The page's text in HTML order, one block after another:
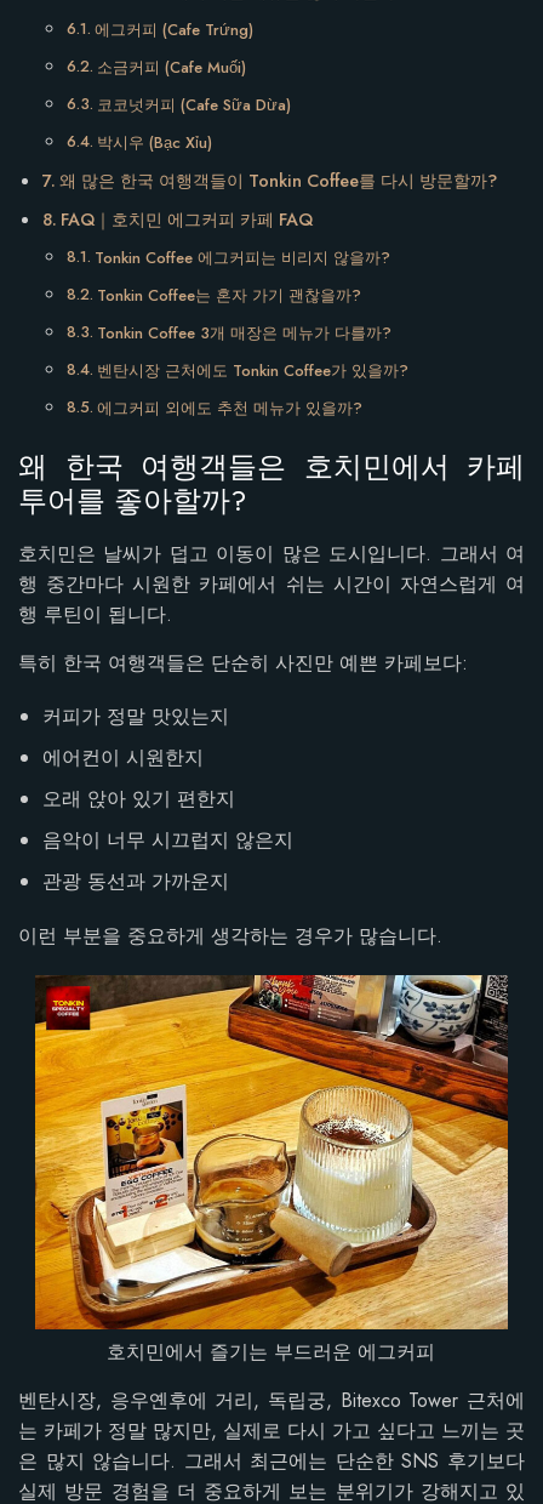
에그커피 (Cafe Trứng)
소금커피 (Cafe Muối)
코코넛커피 (Cafe Sữa Dừa)
박시우 (Bạc Xỉu)
왜 많은 한국 여행객들이 Tonkin Coffee를 다시 방문할까?
FAQ｜호치민 에그커피 카페 FAQ
Tonkin Coffee 에그커피는 비리지 않을까?
Tonkin Coffee는 혼자 가기 괜찮을까?
Tonkin Coffee 3개 매장은 메뉴가 다를까?
벤탄시장 근처에도 Tonkin Coffee가 있을까?
에그커피 외에도 추천 메뉴가 있을까?
왜 한국 여행객들은 호치민에서 카페
투어를 좋아할까?
호치민은 날씨가 덥고 이동이 많은 도시입니다. 그래서 여
행 중간마다 시원한 카페에서 쉬는 시간이 자연스럽게 여
행 루틴이 됩니다.
특히 한국 여행객들은 단순히 사진만 예쁜 카페보다:
커피가 정말 맛있는지
에어컨이 시원한지
오래 앉아 있기 편한지
음악이 너무 시끄럽지 않은지
관광 동선과 가까운지
이런 부분을 중요하게 생각하는 경우가 많습니다.
호치민에서 즐기는 부드러운 에그커피
벤탄시장, 응우옌후에 거리, 독립궁, Bitexco Tower 근처에
는 카페가 정말 많지만, 실제로 다시 가고 싶다고 느끼는 곳
은 많지 않습니다. 그래서 최근에는 단순한 SNS 후기보다
실제 방문 경험을 더 중요하게 보는 분위기가 강해지고 있